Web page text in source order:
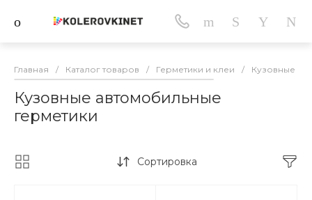
Главная / Каталог товаров / Герметики и клеи / Кузовные
Кузовные автомобильные
герметики
Сортировка